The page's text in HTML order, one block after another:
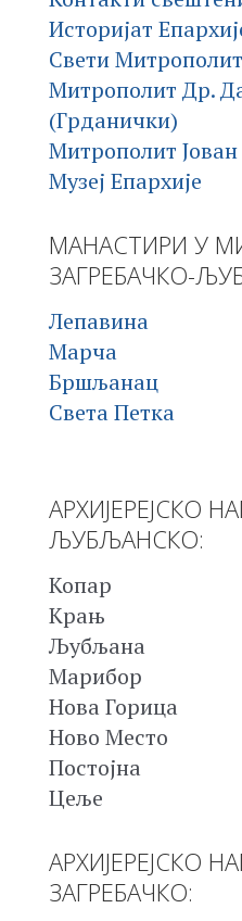
Историјат
Свети
Митрополит Др.
(Грданички)
Митрополит Јован
Музеј Епархије
МАНАСТИРИ У
ЗАГРЕБАЧКО-
Лепавина
Марча
Бршљанац
Света Петка
АРХИЈЕРЕЈСКО
ЉУБЉАНСКО:
Копар
Крањ
Љубљана
Марибор
Нова Горица
Ново Место
Постојна
Цеље
АРХИЈЕРЕЈСКО
ЗАГРЕБАЧКО: